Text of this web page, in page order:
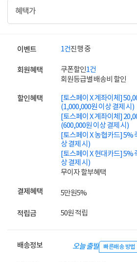
혜택가
이벤트 1건진행 중
회원혜택 쿠폰할인1건
회원등급별 배송비 할인
할인혜택
[토스페이 X 계좌이체]
(1,000,000원 이상 결제 시)
[토스페이 X 계좌이체]
(600,000원 이상 결제 시)
[토스페이 X 농협카드] 5%
상 결제 시)
[토스페이 X 현대카드] 5%
상 결제 시)
무이자 할부혜택
결제혜택 5만원5%
적립금 50원 적립
배송정보 오늘 출발 빠른배송 방법